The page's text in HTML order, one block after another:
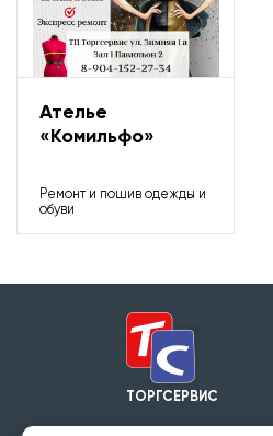
Ателье
«Комильфо»
Ремонт и пошив одежды и
обуви
ТОРГСЕРВИС